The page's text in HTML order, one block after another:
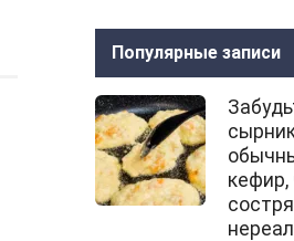
Популярные записи